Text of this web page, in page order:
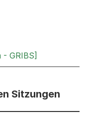
GRIBS]
Sitzungen
Informationen